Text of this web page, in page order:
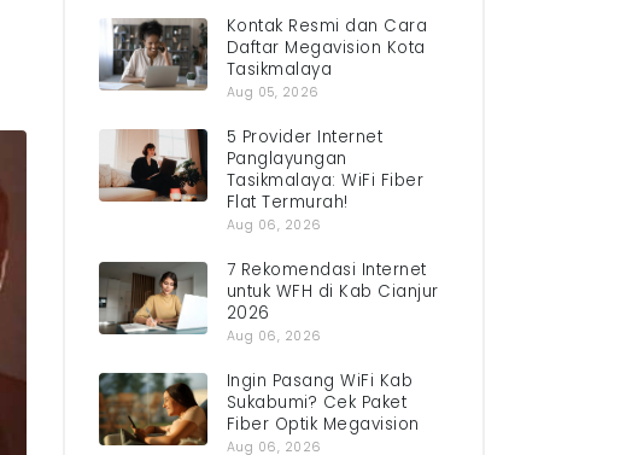
Kontak Resmi dan Cara
Daftar Megavision Kota
Tasikmalaya
Aug 05, 2026
5 Provider Internet
Panglayungan
Tasikmalaya: WiFi Fiber
Flat Termurah!
Aug 06, 2026
7 Rekomendasi Internet
untuk WFH di Kab Cianjur
2026
Aug 06, 2026
Ingin Pasang WiFi Kab
Sukabumi? Cek Paket
Fiber Optik Megavision
Aug 06, 2026